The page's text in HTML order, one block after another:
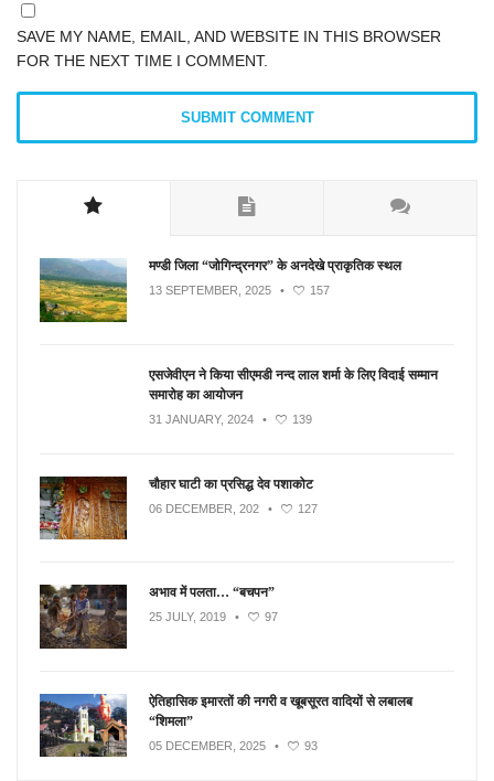
SAVE MY NAME, EMAIL, AND WEBSITE IN THIS BROWSER
FOR THE NEXT TIME I COMMENT.
मण्डी जिला “जोगिन्द्रनगर” के अनदेखे प्राकृतिक स्थल
13 SEPTEMBER, 2025 • 157
एसजेवीएन ने किया सीएमडी नन्‍द लाल शर्मा के लिए विदाई सम्मान
समारोह का आयोजन
31 JANUARY, 2024 • 139
चौहार घाटी का प्रसिद्ध देव पशाकोट
06 DECEMBER, 202 • 127
अभाव में पलता… “बचपन”
25 JULY, 2019 • 97
ऐतिहासिक इमारतों की नगरी व खूबसूरत वादियों से लबालब
“शिमला”
05 DECEMBER, 2025 • 93